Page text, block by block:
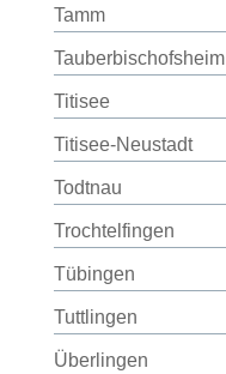
Tamm
Tauberbischofsheim
Titisee
Titisee-Neustadt
Todtnau
Trochtelfingen
Tübingen
Tuttlingen
Überlingen